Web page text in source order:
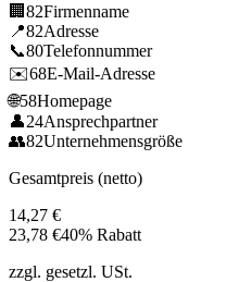
🏢 82Firmenname
📍82Adresse
📞80Telefonnummer
✉️68E-Mail-Adresse
🌐58Homepage
👤24Ansprechpartner
👥82Unternehmensgröße
Gesamtpreis (netto)
14,27 €
23,78 €40% Rabatt
zzgl. gesetzl. USt.